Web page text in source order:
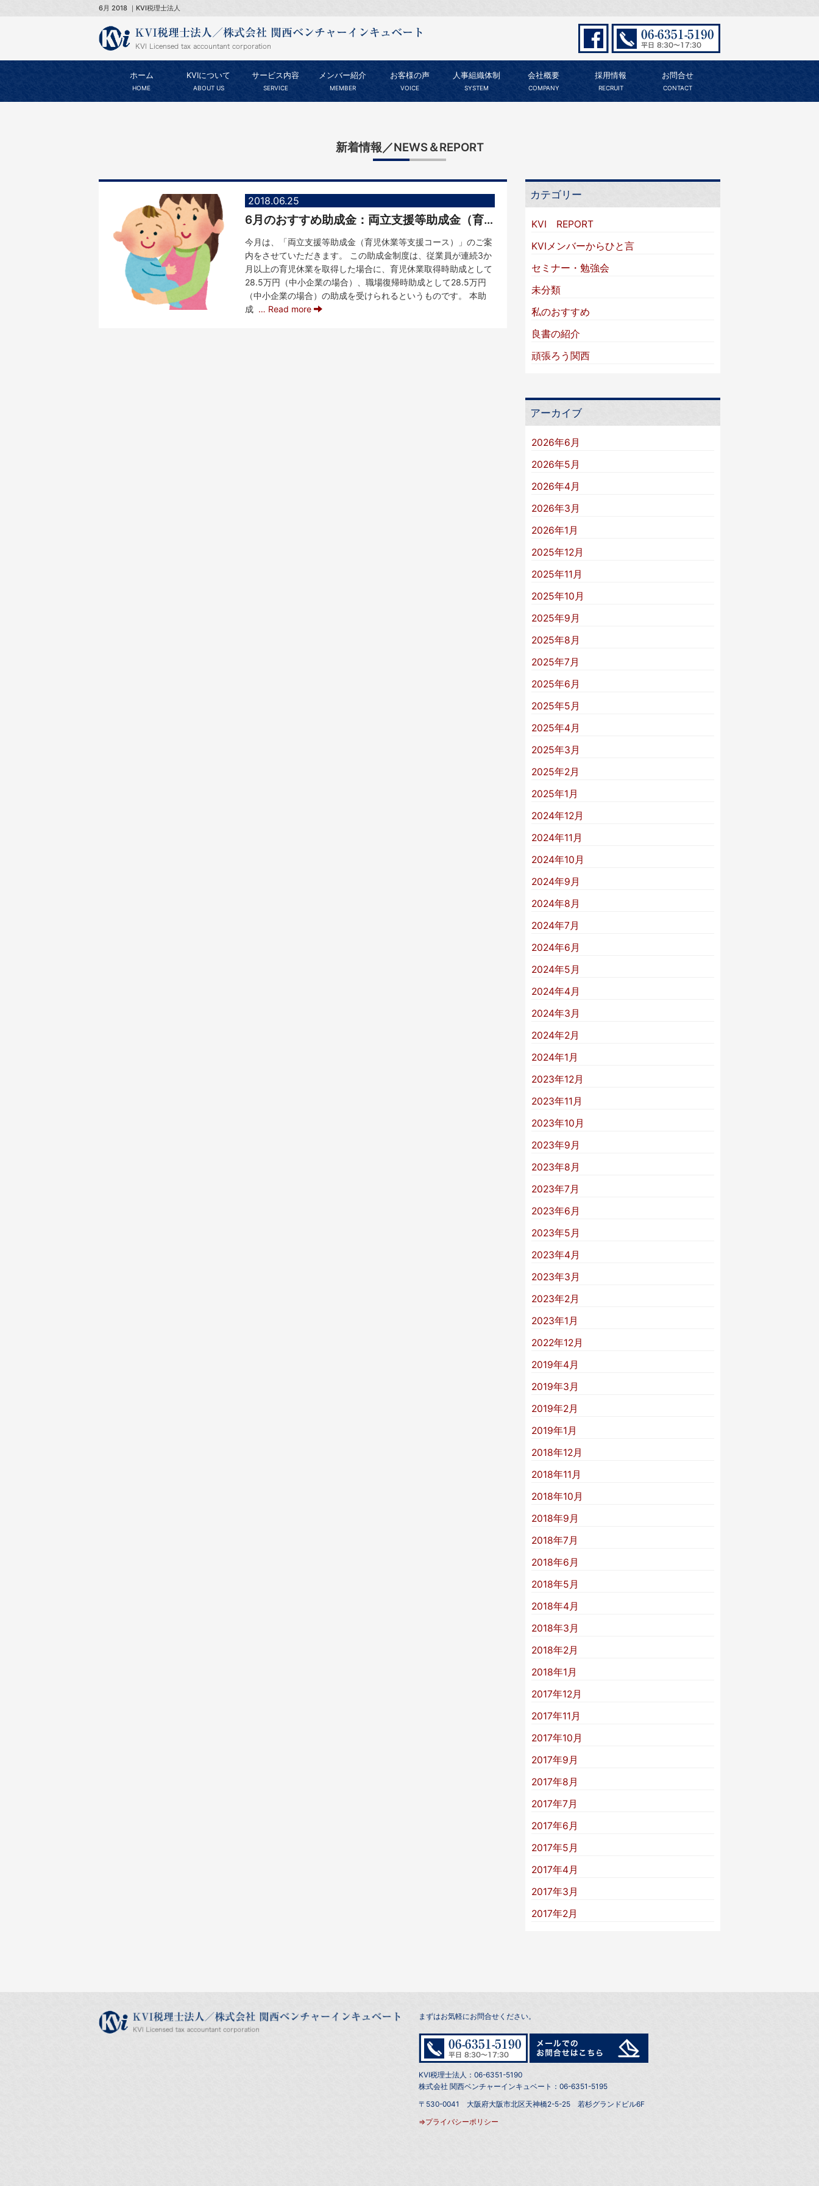
6月 2018 ｜KVI税理士法人
ホーム
HOME
KVIについて
ABOUT US
サービス内容
SERVICE
メンバー紹介
MEMBER
お客様の声
VOICE
人事組織体制
SYSTEM
会社概要
COMPANY
採用情報
RECRUIT
お問合せ
CONTACT
新着情報／NEWS＆REPORT
2018.06.25
6月のおすすめ助成金：両立支援等助成金（育児休業等支援コース）
今月は、「両立支援等助成金（育児休業等支援コース）」のご案
内をさせていただきます。 この助成金制度は、従業員が連続3か
月以上の育児休業を取得した場合に、育児休業取得時助成として
28.5万円（中小企業の場合）、職場復帰時助成として28.5万円
（中小企業の場合）の助成を受けられるというものです。 本助
成 … Read more
カテゴリー
KVI REPORT
KVIメンバーからひと言
セミナー・勉強会
未分類
私のおすすめ
良書の紹介
頑張ろう関西
アーカイブ
2026年6月
2026年5月
2026年4月
2026年3月
2026年1月
2025年12月
2025年11月
2025年10月
2025年9月
2025年8月
2025年7月
2025年6月
2025年5月
2025年4月
2025年3月
2025年2月
2025年1月
2024年12月
2024年11月
2024年10月
2024年9月
2024年8月
2024年7月
2024年6月
2024年5月
2024年4月
2024年3月
2024年2月
2024年1月
2023年12月
2023年11月
2023年10月
2023年9月
2023年8月
2023年7月
2023年6月
2023年5月
2023年4月
2023年3月
2023年2月
2023年1月
2022年12月
2019年4月
2019年3月
2019年2月
2019年1月
2018年12月
2018年11月
2018年10月
2018年9月
2018年7月
2018年6月
2018年5月
2018年4月
2018年3月
2018年2月
2018年1月
2017年12月
2017年11月
2017年10月
2017年9月
2017年8月
2017年7月
2017年6月
2017年5月
2017年4月
2017年3月
2017年2月
まずはお気軽にお問合せください。
KVI税理士法人：06-6351-5190
株式会社 関西ベンチャーインキュベート：06-6351-5195
〒530-0041 大阪府大阪市北区天神橋2-5-25 若杉グランドビル6F
⇒プライバシーポリシー